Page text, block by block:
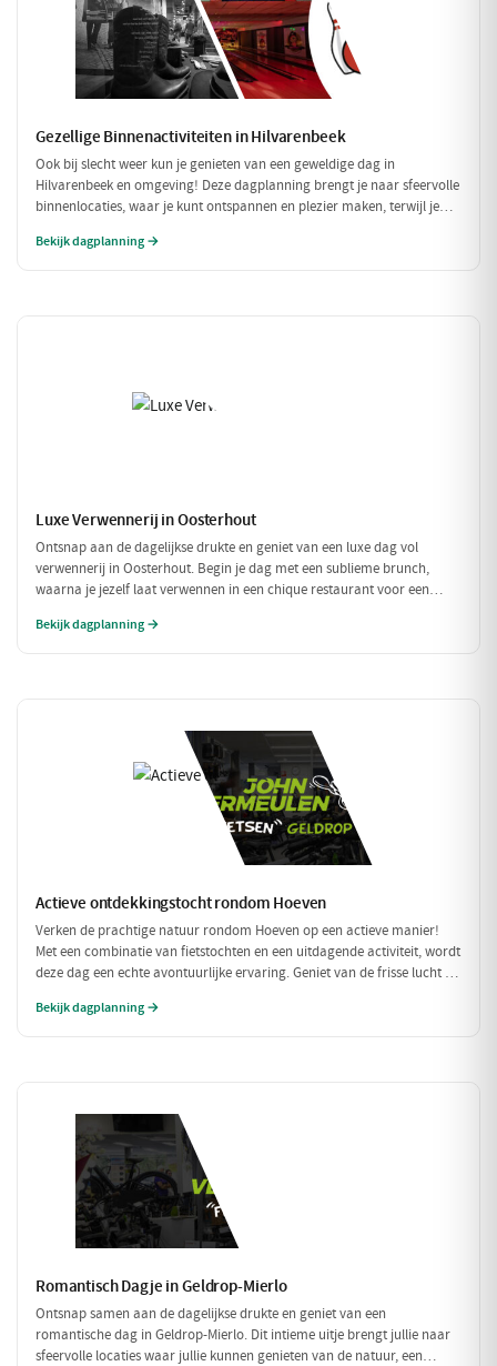
Gezellige Binnenactiviteiten in Hilvarenbeek
Ook bij slecht weer kun je genieten van een geweldige dag in
Hilvarenbeek en omgeving! Deze dagplanning brengt je naar sfeervolle
binnenlocaties, waar je kunt ontspannen en plezier maken, terwijl je
vrienden of familie!
Bekijk dagplanning →
Luxe Verwennerij in Oosterhout
Ontsnap aan de dagelijkse drukte en geniet van een luxe dag vol
verwennerij in Oosterhout. Begin je dag met een sublieme brunch,
waarna je jezelf laat verwennen in een chique restaurant voor een
weg met een bezoek aan een exclusieve wellness. Een dag om nooit te
Bekijk dagplanning →
Actieve ontdekkingstocht rondom Hoeven
Verken de prachtige natuur rondom Hoeven op een actieve manier!
Met een combinatie van fietstochten en een uitdagende activiteit, wordt
deze dag een echte avontuurlijke ervaring. Geniet van de frisse lucht en
Bekijk dagplanning →
Romantisch Dagje in Geldrop-Mierlo
Ontsnap samen aan de dagelijkse drukte en geniet van een
romantische dag in Geldrop-Mierlo. Dit intieme uitje brengt jullie naar
sfeervolle locaties waar jullie kunnen genieten van de natuur, een